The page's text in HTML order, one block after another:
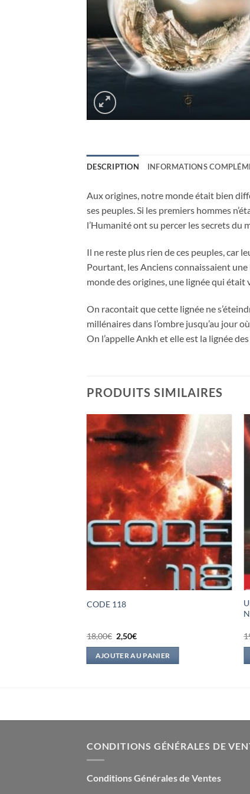
DESCRIPTION INFORMATIONS
Aux origines, notre monde était bien
ses peuples. Si les premiers hommes
l’Humanité ont su percer les secrets du
Il ne reste plus rien de ces peuples, car
Pourtant, les Anciens connaissaient une
monde des origines, une lignée qui était
On racontait que cette lignée ne
millénaires dans l’ombre jusqu’au jour
On l’appelle Ankh et elle est la lignée
PRODUITS SIMILAIRES
CODE 118
18,00€ Le
prix
initial
était :
2,50€Le
actuel
est :
AJOUTER AU PANIER
CONDITIONS GÉNÉRALES DE
Conditions Générales de Ventes